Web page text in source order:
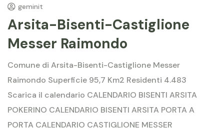
geminit
Arsita-Bisenti-Castiglione
Messer Raimondo
Comune di Arsita-Bisenti-Castiglione Messer
Raimondo Superficie 95,7 Km2 Residenti 4.483
Scarica il calendario CALENDARIO BISENTI ARSITA
POKERINO CALENDARIO BISENTI ARSITA PORTA A
PORTA CALENDARIO CASTIGLIONE MESSER